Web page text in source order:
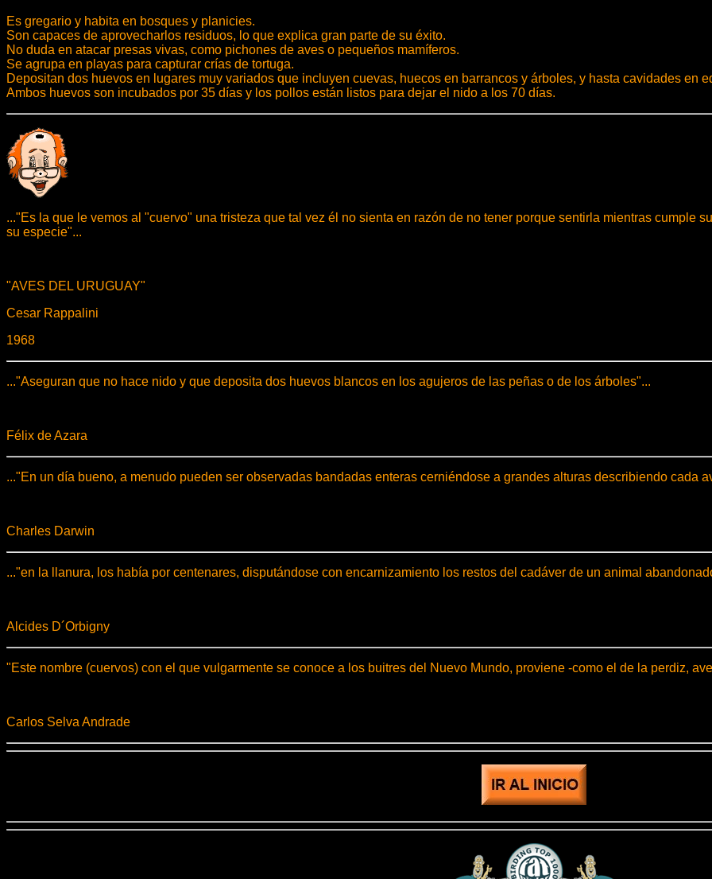
Es gregario y habita en bosques y planicies.
Son capaces de aprovecharlos residuos, lo que explica gran parte de su éxito.
No duda en atacar presas vivas, como pichones de aves o pequeños mamíferos.
Se agrupa en playas para capturar crías de tortuga.
Depositan dos huevos en lugares muy variados que incluyen cuevas, huecos en barrancos y árboles, y hasta cavidades en
Ambos huevos son incubados por 35 días y los pollos están listos para dejar el nido a los 70 días.
..."Es la que le vemos al "cuervo" una tristeza que tal vez él no sienta en razón de no tener porque sentirla mientras cumple
su especie"...
"AVES DEL URUGUAY"
Cesar Rappalini
1968
..."Aseguran que no hace nido y que deposita dos huevos blancos en los agujeros de las peñas o de los árboles"...
Félix de Azara
..."En un día bueno, a menudo pueden ser observadas bandadas enteras cerniéndose a grandes alturas describiendo cada
Charles Darwin
..."en la llanura, los había por centenares, disputándose con encarnizamiento los restos del cadáver de un animal
Alcides D´Orbigny
"Este nombre (cuervos) con el que vulgarmente se conoce a los buitres del Nuevo Mundo, proviene -como el de la perdiz,
Carlos Selva Andrade